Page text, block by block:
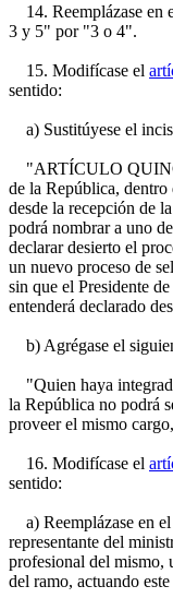
14. Reemplázase en
3 y 5" por "3 o 4".
15. Modifícase el
sentido:
a) Sustitúyese el
"ARTÍCULO
de la República,
desde la recepción de
podrá nombrar a uno
declarar desierto el
un nuevo proceso de
sin que el Presidente
entenderá declarado
b) Agrégase el
"Quien haya
la República no podrá
proveer el mismo
16. Modifícase el
sentido:
a) Reemplázase en
representante del
profesional del mismo,
del ramo, actuando